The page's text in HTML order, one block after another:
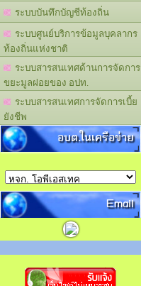
ระบบบันทึกบัญชีท้องถิ่น
ระบบศูนย์บริการข้อมูลบุคลากร
ท้องถิ่นแห่งชาติ
ระบบสารสนเทศด้านการจัดการ
ขยะมูลฝอยของ อปท.
ระบบสารสนเทศการจัดการเบี้ย
ยังชีพ
อบต.ในเครือข่าย
Email